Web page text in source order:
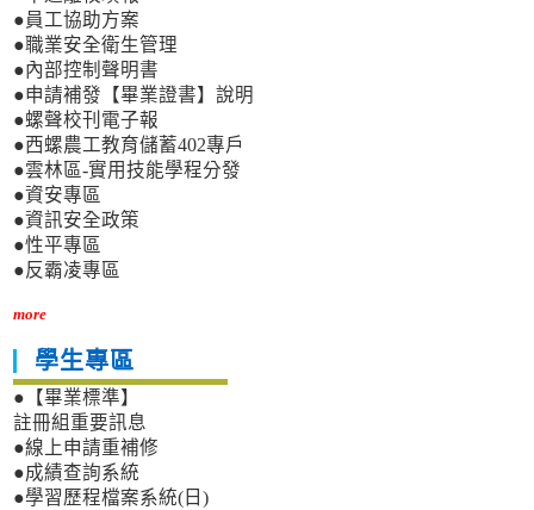
●員工協助方案
●職業安全衛生管理
●內部控制聲明書
●申請補發【畢業證書】說明
●螺聲校刊電子報
●西螺農工教育儲蓄402專戶
●雲林區-實用技能學程分發
●資安專區
●資訊安全政策
●性平專區
●反霸凌專區
more
學生專區
●【畢業標準】
註冊組重要訊息
●線上申請重補修
●成績查詢系統
●學習歷程檔案系統(日)